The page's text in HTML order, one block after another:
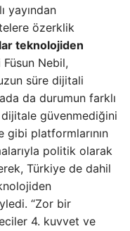
yayından
özerklik
teknolojiden
Nebil,
süre dijitali
da durumun farklı
dijitale güvenmediğini
gibi platformlarının
politik olarak
Türkiye de dahil
“Zor bir
4. kuvvet ve